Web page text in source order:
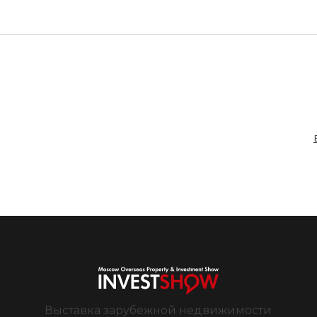
Выставка зарубежной недвижимости